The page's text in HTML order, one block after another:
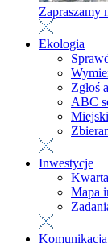
Zapraszamy
Ekologia
Zgłoś
ABC
Inwestycje
Mapa
Komunikacja